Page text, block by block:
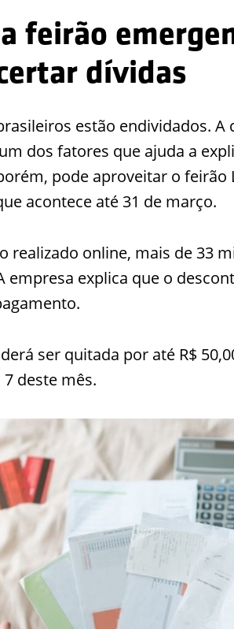
feirão
dívidas
estão endividados. A
dos fatores que ajuda a
pode aproveitar o feirão
acontece até 31 de março.
realizado online, mais de 33
empresa explica que o
ser quitada por até R$
deste mês.